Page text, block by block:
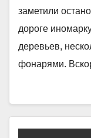
заметили
дороге
деревьев,
фонарями.